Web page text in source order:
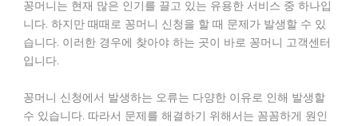
꽁머니는 현재 많은 인기를 끌고 있는 유용한 서비스 중 하나입
니다. 하지만 때때로 꽁머니 신청을 할 때 문제가 발생할 수 있
습니다. 이러한 경우에 찾아야 하는 곳이 바로 꽁머니 고객센터
입니다.
꽁머니 신청에서 발생하는 오류는 다양한 이유로 인해 발생할
수 있습니다. 따라서 문제를 해결하기 위해서는 꼼꼼하게 원인